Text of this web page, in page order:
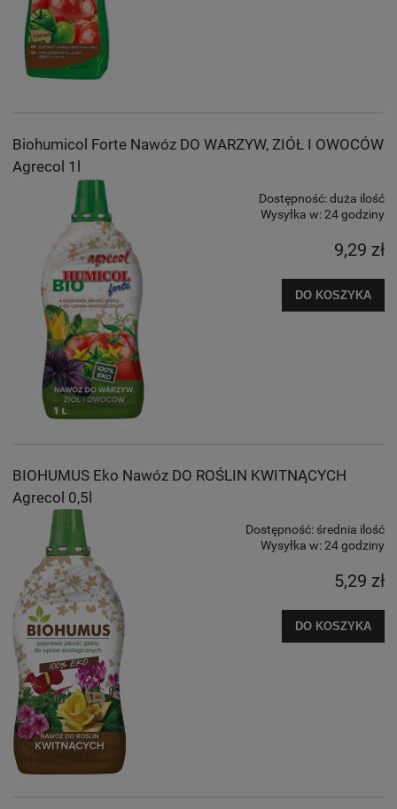
Biohumicol Forte Nawóz DO WARZYW, ZIÓŁ I OWOCÓW
Agrecol 1l
Dostępność:duża ilość
Wysyłka w:24 godziny
9,29 zł
DO KOSZYKA
BIOHUMUS Eko Nawóz DO ROŚLIN KWITNĄCYCH
Agrecol 0,5l
Dostępność: średnia ilość
Wysyłka w:24 godziny
5,29 zł
DO KOSZYKA